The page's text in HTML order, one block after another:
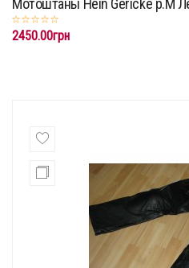
Мотоштаны Hein Gericke p.M
2450.00грн